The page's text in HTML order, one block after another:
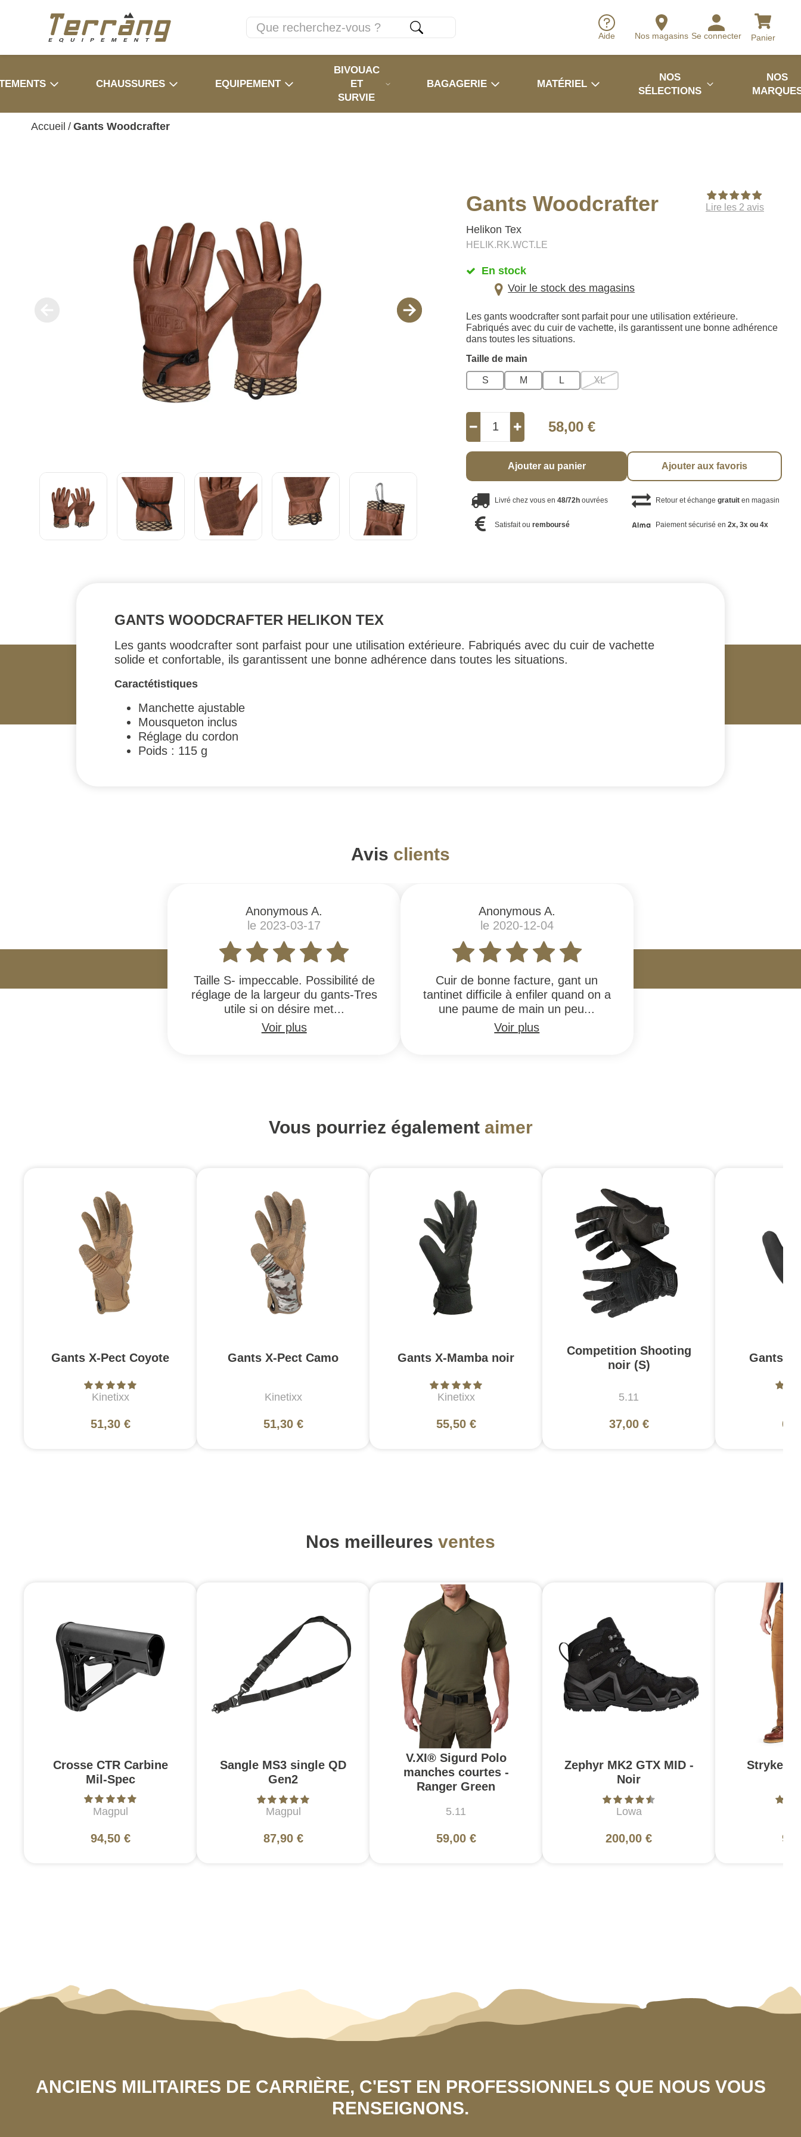
Aide Nos magasins Se connecter Panier
CHAUSSURES EQUIPEMENT
BIVOUAC
ET
SURVIE
BAGAGERIE MATÉRIEL
NOS
SÉLECTIONS
NOS
Accueil / Gants Woodcrafter
Gants Woodcrafter
Helikon Tex
HELIK.RK.WCT.LE
Lire les 2 avis
En stock
Voir le stock des magasins
Les gants woodcrafter sont parfait pour une utilisation extérieure.
Fabriqués avec du cuir de vachette, ils garantissent une bonne adhérence
dans toutes les situations.
Taille de main
S M L XL
58,00 €
Ajouter au panier Ajouter aux favoris
Livré chez vous en48/72h ouvrées Retour et échange gratuiten magasin
Satisfait ouremboursé Paiement sécurisé en 2x, 3x ou 4x
GANTS WOODCRAFTER HELIKON TEX
Les gants woodcrafter sont parfaist pour une utilisation extérieure. Fabriqués avec du cuir de vachette
solide et confortable, ils garantissent une bonne adhérence dans toutes les situations.
Caractétistiques
Manchette ajustable
Mousqueton inclus
Réglage du cordon
Poids : 115 g
Avis clients
Anonymous A.
le 2023-03-17
Taille S- impeccable. Possibilité de
réglage de la largeur du gants-Tres
utile si on désire met...
Voir plus
Anonymous A.
le 2020-12-04
Cuir de bonne facture, gant un
tantinet difficile à enfiler quand on a
une paume de main un peu...
Voir plus
Vous pourriez également aimer
Gants X-Pect Coyote
Kinetixx
51,30 €
Gants X-Pect Camo
Kinetixx
51,30 €
Gants X-Mamba noir
Kinetixx
55,50 €
Competition Shooting
noir (S)
5.11
37,00 €
Gants
Nos meilleures ventes
Crosse CTR Carbine
Mil-Spec
Magpul
94,50 €
Sangle MS3 single QD
Gen2
Magpul
87,90 €
V.XI® Sigurd Polo
manches courtes -
Ranger Green
5.11
59,00 €
Zephyr MK2 GTX MID -
Noir
Lowa
200,00 €
Stryke
ANCIENS MILITAIRES DE CARRIÈRE, C'EST EN PROFESSIONNELS QUE NOUS VOUS
RENSEIGNONS.